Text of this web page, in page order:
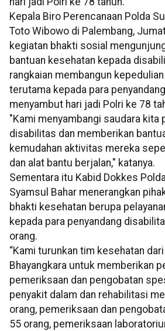
Kepala Biro Perencanaan Polda
Toto Wibowo di Palembang,
kegiatan bhakti sosial
bantuan kesehatan kepada
rangkaian membangun
terutama kepada para
menyambut hari jadi Polri ke 78
"Kami menyambangi saudara kita
disabilitas dan memberikan
kemudahan aktivitas mereka
dan alat bantu berjalan," katanya.
Sementara itu Kabid Dokkes
Syamsul Bahar menerangkan
bhakti kesehatan berupa
kepada para penyandang
orang.
“Kami turunkan tim kesehatan
Bhayangkara untuk memberikan
pemeriksaan dan pengobatan
penyakit dalam dan rehabilitasi
orang, pemeriksaan dan
55 orang, pemeriksaan